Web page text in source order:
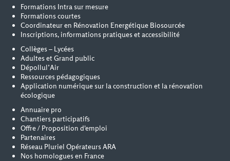
Formations Intra sur mesure
Formations courtes
Coordinateur en Rénovation Energétique Biosourcée
Inscriptions, informations pratiques et accessibilité
Collèges – Lycées
Adultes et Grand public
Dépollul’Air
Ressources pédagogiques
Application numérique sur la construction et la rénovation
écologique
Annuaire pro
Chantiers participatifs
Offre / Proposition d'emploi
Partenaires
Réseau Pluriel Opérateurs ARA
Nos homologues en France